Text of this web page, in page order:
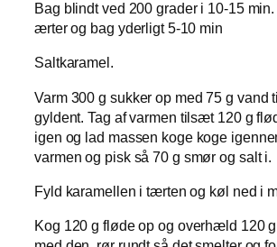
Bag blindt ved 200 grader i 10-15
ærter og bag yderligt 5-10 min
Saltkaramel.
Varm 300 g sukker op med 75 g vand
gyldent. Tag af varmen tilsæt 120 g
igen og lad massen koge koge
varmen og pisk så 70 g smør og salt i.
Fyld karamellen i tærten og køl ned i
Kog 120 g fløde op og overhæld 120